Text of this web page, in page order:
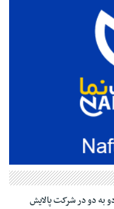
به دو در شرکت پالایش